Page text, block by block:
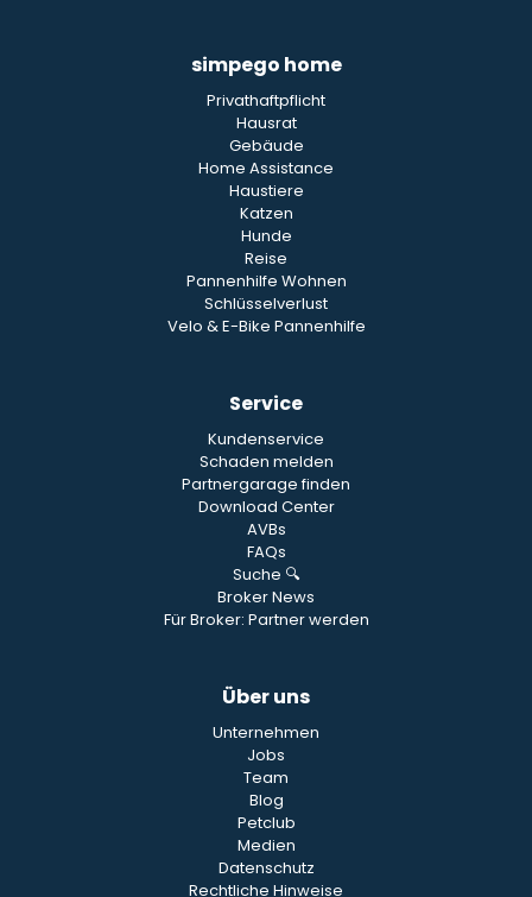
simpego home
Privathaftpflicht
Hausrat
Gebäude
Home Assistance
Haustiere
Katzen
Hunde
Reise
Pannenhilfe Wohnen
Schlüsselverlust
Velo & E-Bike Pannenhilfe
Service
Kundenservice
Schaden melden
Partnergarage finden
Download Center
AVBs
FAQs
Suche 🔍
Broker News
Für Broker: Partner werden
Über uns
Unternehmen
Jobs
Team
Blog
Petclub
Medien
Datenschutz
Rechtliche Hinweise